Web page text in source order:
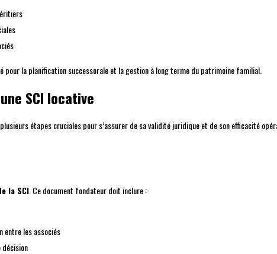
la planification successorale et la gestion à long terme du patrimoine familial.
SCI locative
étapes cruciales pour s’assurer de sa validité juridique et de son efficacité
la SCI . Ce document fondateur doit inclure :
entre les associés